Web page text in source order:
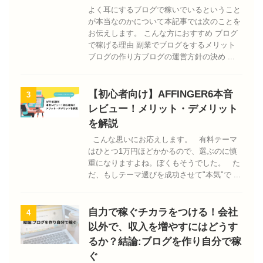
よく耳にするブログで稼いでいるということ
が本当なのかについて本記事では次のことを
お伝えします。 こんな方におすすめ ブログ
で稼げる理由 副業でブログをするメリット
ブログの作り方ブログの運営方針の決め ...
3
【初心者向け】AFFINGER6本音
レビュー！メリット・デメリット
を解説
こんな思いにお応えします。 有料テーマ
はひとつ1万円ほどかかるので、選ぶのに慎
重になりますよね。ぼくもそうでした。 た
だ、もしテーマ選びを成功させて"本気"で ...
4
自力で稼ぐチカラをつける！会社
以外で、収入を増やすにはどうす
るか？結論:ブログを作り自分で稼
ぐ